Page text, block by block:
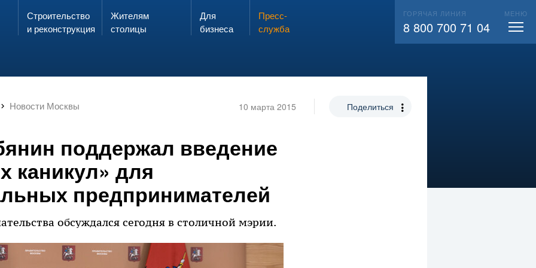
Запах газа?
ЗВОНИ 104 ВЫЗВАТЬ СЛЕСАРЯ
Строительство
и реконструкция
Жителям
столицы
Для
бизнеса
Пресс-
служба
ГОРЯЧАЯ ЛИНИЯ
8 800 700 71 04
МЕНЮ
Новости Москвы 10 марта 2015 Поделиться
поддержал введение
каникул» для
предпринимателей
обсуждался сегодня в столичной мэрии.